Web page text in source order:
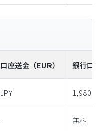
座送金 （EUR） 銀行口
1,980
無料